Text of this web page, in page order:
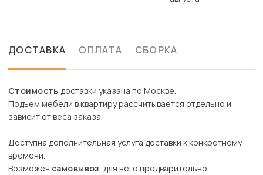
ДОСТАВКА ОПЛАТА СБОРКА
Стоимость доставки указана по Москве.
Подъем мебели в квартиру рассчитывается отдельно и
зависит от веса заказа.
Доступна дополнительная услуга доставки к конкретному
времени.
Возможен самовывоз, для него предварительно